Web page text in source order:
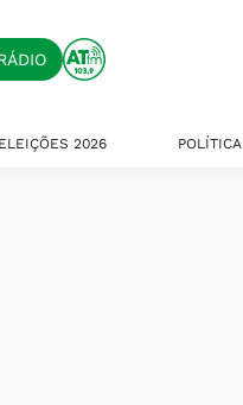
ELEIÇÕES 2026 POLÍTICA